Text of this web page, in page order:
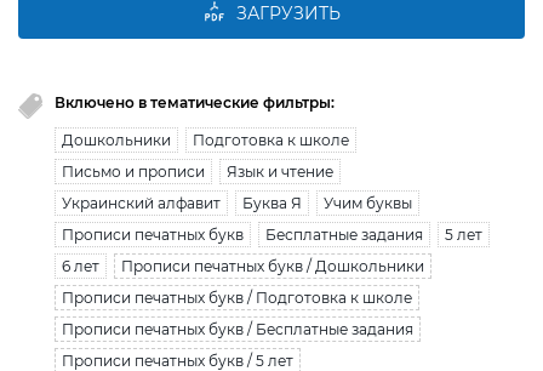
ЗАГРУЗИТЬ
Включено в тематические фильтры:
Дошкольники
Подготовка к школе
Письмо и прописи
Язык и чтение
Украинский алфавит
Буква Я
Учим буквы
Прописи печатных букв
Бесплатные задания
5 лет
6 лет
Прописи печатных букв / Дошкольники
Прописи печатных букв / Подготовка к школе
Прописи печатных букв / Бесплатные задания
Прописи печатных букв / 5 лет